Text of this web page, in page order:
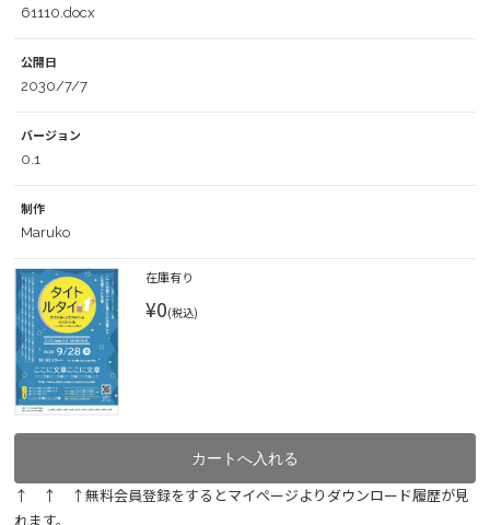
61110.docx
公開日
2030/7/7
バージョン
0.1
制作
Maruko
在庫有り
¥0(税込)
↑ ↑ ↑無料会員登録をするとマイページよりダウンロード履歴が見
れます。